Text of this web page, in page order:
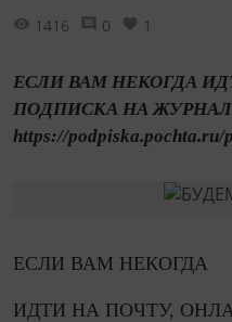
1416 0 1
ЕСЛИ ВАМ НЕКОГДА
ПОДПИСКА НА ЖУРНАЛ
https://podpiska.pochta.ru/
ЕСЛИ ВАМ НЕКОГДА
ИДТИ НА ПОЧТУ,